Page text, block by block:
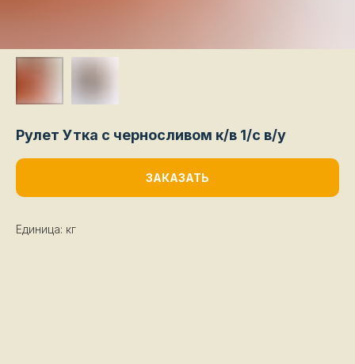
Рулет Утка с черносливом к/в 1/с в/у
ЗАКАЗАТЬ
Единица: кг